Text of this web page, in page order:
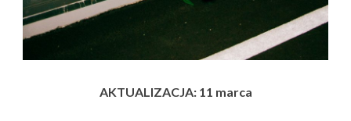
AKTUALIZACJA: 11 marca